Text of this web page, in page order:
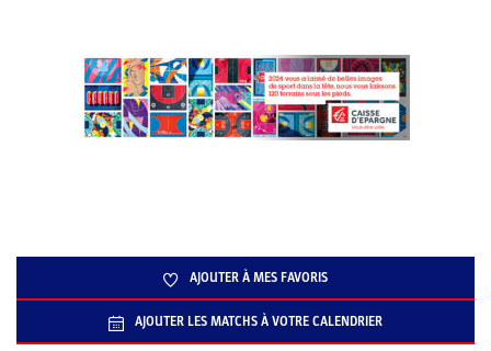
AJOUTER À MES FAVORIS
AJOUTER LES MATCHS À VOTRE CALENDRIER